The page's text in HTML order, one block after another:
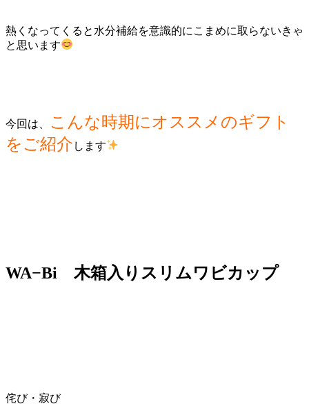
熱くなってくると水分補給を意識的にこまめに取らないきゃ
と思います
今回は、
こんな時期にオススメのギフト
をご紹介 します
WA−Bi 木箱入りスリムワビカップ
侘び・寂び